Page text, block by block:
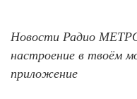
Новости Радио
настроение в твоём
приложение